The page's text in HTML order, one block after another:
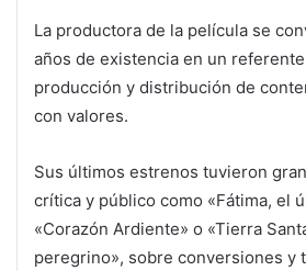
La productora de la película se
años de existencia en un
producción y distribución de
con valores.
Sus últimos estrenos tuvieron
crítica y público como «Fátima, el
«Corazón Ardiente» o «Tierra
peregrino», sobre conversiones y